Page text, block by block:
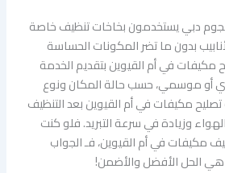
دبي يستخدمون بخاخات تنظيف خاصة
بدون ما تضر المكونات الحساسة
مكيفات في أم القيوين بتقديم الخدمة
أو موسمي، حسب حالة المكان ونوع
مكيفات في أم القيوين بعد التنظيف
وزيادة في سرعة التبريد. فلو كنت
مكيفات في أم القيوين، فـ الجواب
الحل الأفضل والأضمن!